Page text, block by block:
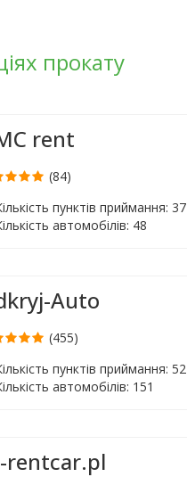
прокату
rent
(84)
пунктів приймання: 37
автомобілів: 48
Auto
(455)
пунктів приймання: 52
автомобілів: 151
rentcar.pl